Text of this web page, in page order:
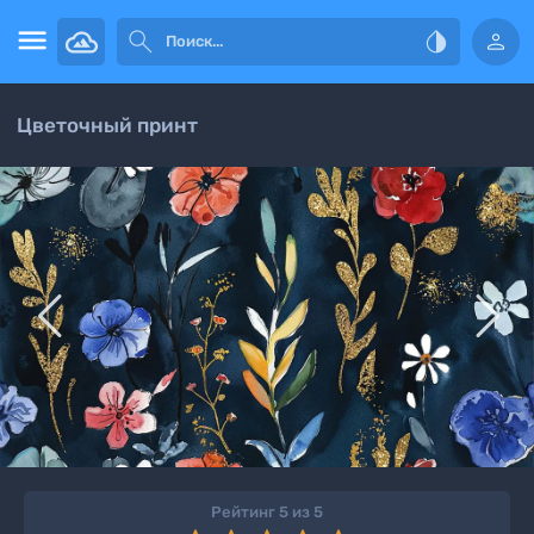
   
Цветочный принт
 
Рейтинг 5 из 5